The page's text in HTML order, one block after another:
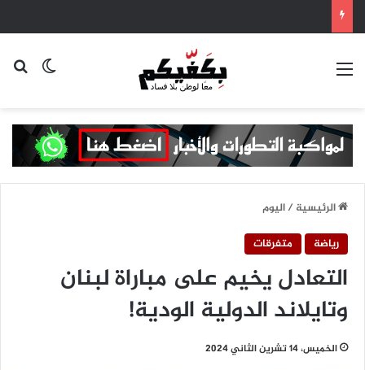
القائمة
الرئيسية/اليوم
رياضة
متفرقات
التعادل يخيم على مباراة لبنان
وتايلاند الدولية الودية!
الخميس، 14 تشرين الثاني 2024